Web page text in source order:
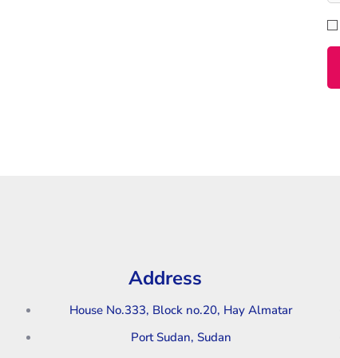
Address
House No.333, Block no.20, Hay Almatar
Port Sudan, Sudan